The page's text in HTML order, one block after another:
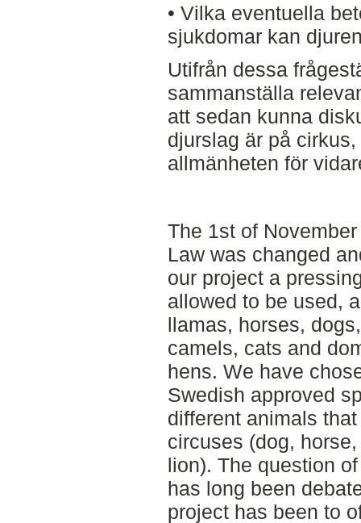
• Vilka eventuella
sjukdomar kan
Utifrån dessa
sammanställa
att sedan kunna
djurslag är på
allmänheten för
The 1st of
Law was changed
our project a
allowed to be used,
llamas, horses,
camels, cats and
hens. We have
Swedish approved
different animals
circuses (dog,
lion). The question
has long been
project has been to